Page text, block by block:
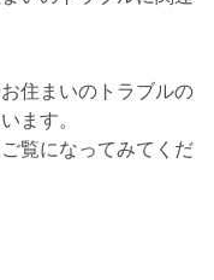
住まいのトラブルの
ます。
覧になってみてくだ